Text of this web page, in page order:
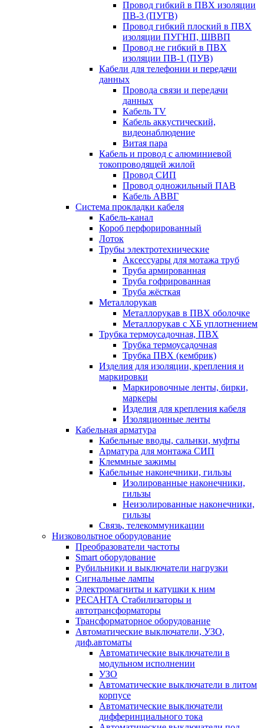
Провод гибкий в ПВХ изоляции
ПВ-3 (ПУГВ)
Провод гибкий плоский в ПВХ
изоляции ПУГНП, ШВВП
Провод не гибкий в ПВХ
изоляции ПВ-1 (ПУВ)
Кабели для телефонии и передачи
данных
Провода связи и передачи
данных
Кабель TV
Кабель аккустический,
видеонаблюдение
Витая пара
Кабель и провод с алюминиевой
токопроводящей жилой
Провод СИП
Провод одножильный ПАВ
Кабель АВВГ
Система прокладки кабеля
Кабель-канал
Короб перфорированный
Лоток
Трубы электротехнические
Аксессуары для мотажа труб
Труба армированная
Труба гофрированная
Труба жёсткая
Металлорукав
Металлорукав в ПВХ оболочке
Металлорукав с ХБ уплотнением
Трубка термоусадочная, ПВХ
Трубка термоусадочная
Трубка ПВХ (кембрик)
Изделия для изоляции, крепления и
маркировки
Маркировочные ленты, бирки,
маркеры
Изделия для крепления кабеля
Изоляционные ленты
Кабельная арматура
Кабельные вводы, сальнки, муфты
Арматура для монтажа СИП
Клеммные зажимы
Кабельные наконечники, гильзы
Изолированные наконечники,
гильзы
Неизолированные наконечники,
гильзы
Связь, телекоммуникации
Низковольтное оборудование
Преобразователи частоты
Smart оборудование
Рубильники и выключатели нагрузки
Сигнальные лампы
Электромагниты и катушки к ним
РЕСАНТА Стабилизаторы и
автотрансформаторы
Трансформаторное оборудование
Автоматические выключатели, УЗО,
диф.автоматы
Автоматические выключатели в
модульном исполнении
УЗО
Автоматические выключатели в литом
корпусе
Автоматические выключатели
дифферинциального тока